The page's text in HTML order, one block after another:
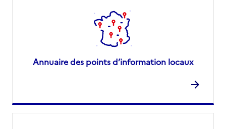
Annuaire des points d’information locaux